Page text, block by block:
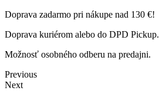
Doprava zadarmo pri nákupe nad 130 €!
Doprava kuriérom alebo do DPD Pickup.
Možnosť osobného odberu na predajni.
Previous
Next